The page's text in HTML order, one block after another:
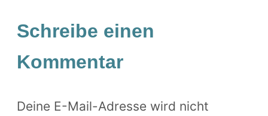
Schreibe einen
Kommentar
Deine E-Mail-Adresse wird nicht